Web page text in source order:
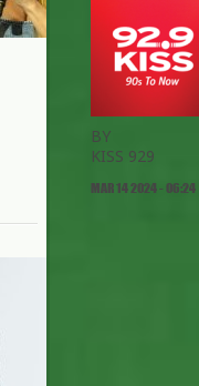
BY
KISS 929
MAR 14 2024 - 06:24